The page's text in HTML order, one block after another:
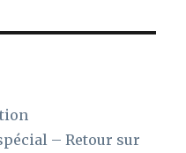
– Retour sur